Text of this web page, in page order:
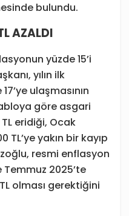
bulundu.
AZALDI
yüzde 15’i
yılın ilk
ulaşmasının
göre asgari
eridiği, Ocak
TL’ye yakın bir kayıp
resmi enflasyon
2025’te
olması gerektiğini